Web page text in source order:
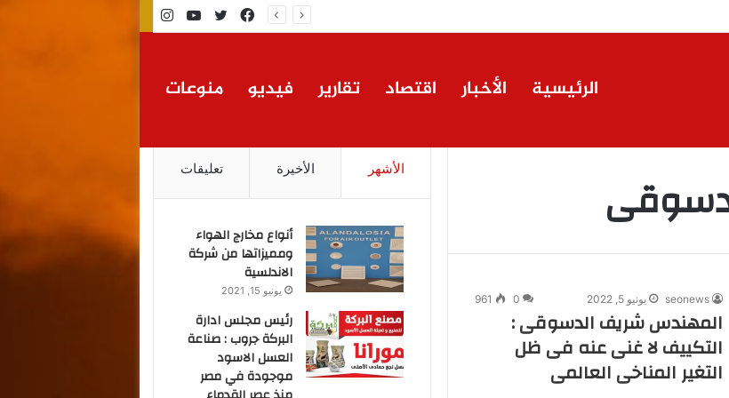
مع استاكوزا.. خطوة جديدة نحو استثمار أقوى يوتيوب تويتر
فيسبوك
الرئيسية الأخبار اقتصاد تقارير فيديو منوعات
seonews يونيو 5, 2022 0
961
المهندس شريف الدسوقى :
التكييف لا غنى عنه فى ظل
التغير المناخى العالمى
الأشهر الأخيرة تعليقات
أنواع مخارج الهواء
ومميزاتها من شركة
الاندلسية
يونيو 15, 2021
رئيس مجلس ادارة
البركة جروب : صناعة
العسل الاسود
موجودة في مصر